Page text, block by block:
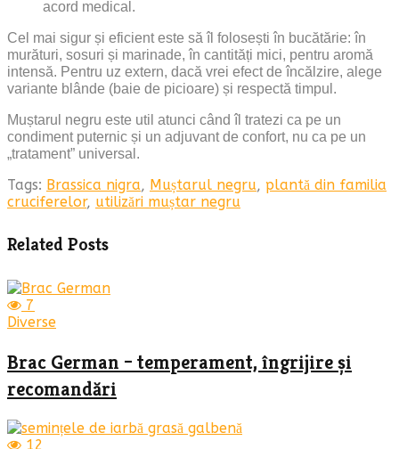
acord medical.
Cel mai sigur și eficient este să îl folosești în bucătărie: în
murături, sosuri și marinade, în cantități mici, pentru aromă
intensă. Pentru uz extern, dacă vrei efect de încălzire, alege
variante blânde (baie de picioare) și respectă timpul.
Muștarul negru este util atunci când îl tratezi ca pe un
condiment puternic și un adjuvant de confort, nu ca pe un
„tratament” universal.
Tags: Brassica nigra, Muștarul negru, plantă din familia
cruciferelor, utilizări muștar negru
Related Posts
7
Diverse
Brac German – temperament, îngrijire și
recomandări
12